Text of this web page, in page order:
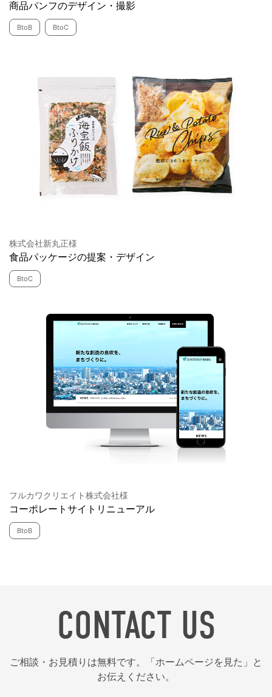
商品パンフのデザイン・撮影
BtoB BtoC
株式会社新丸正様
食品パッケージの提案・デザイン
BtoC
フルカワクリエイト株式会社様
コーポレートサイトリニューアル
BtoB
CONTACT US
ご相談・お見積りは無料です。「ホームページを見た」と
お伝えください。